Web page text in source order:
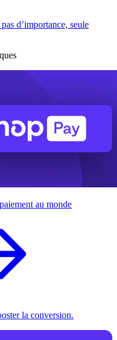
d’importance, seule
au monde
la conversion.